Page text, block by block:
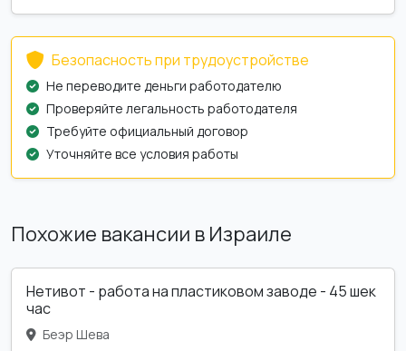
Безопасность при трудоустройстве
Не переводите деньги работодателю
Проверяйте легальность работодателя
Требуйте официальный договор
Уточняйте все условия работы
Похожие вакансии в Израиле
Нетивот - работа на пластиковом заводе - 45 шек
час
Беэр Шева